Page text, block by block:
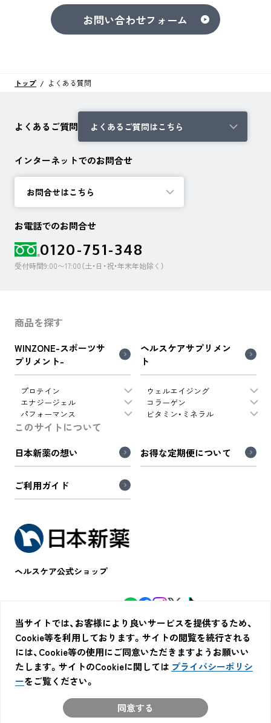
お問い合わせフォーム
トップ よくある質問
よくあるご質問 よくあるご質問はこちら
インターネットでのお問合せ
お問合せはこちら
お電話でのお問合せ
0120-751-348
受付時間9:00〜17:00（土・日・祝・年末年始除く）
商品を探す
WINZONE-スポーツサ
プリメント-
プロテイン
エナジージェル
パフォーマンス
ヘルスケアサプリメン
ト
ウェルエイジング
コラーゲン
ビタミン・ミネラル
このサイトについて
日本新薬の想い お得な定期便について
ご利用ガイド
ヘルスケア公式ショップ
極セレクト公式SNS
会社概要特定商取引法に基づく表示会員規約
プライバシーポリシー
©2024 NIPPON SHINYAKU CO.,LTD.
当サイトでは、お客様により良いサービスを提供するため、
Cookie等を利用しております。サイトの閲覧を続行される
には、Cookie等の使用にご同意いただきますようお願いい
たします。サイトのCookieに関しては プライバシーポリシ
ーをご覧ください。
同意する